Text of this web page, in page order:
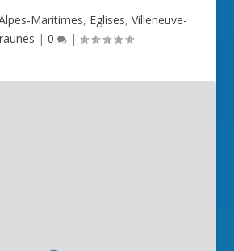
Maritimes, Eglises, Villeneuve-
| 0 |